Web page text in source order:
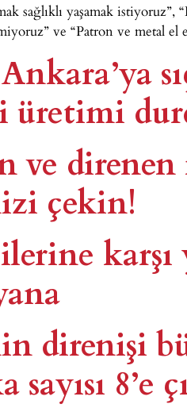
sağlıklı yaşamak
ve “Patron ve metal el
üretimi
ve
çekin!
karşı
direnişi
8’e